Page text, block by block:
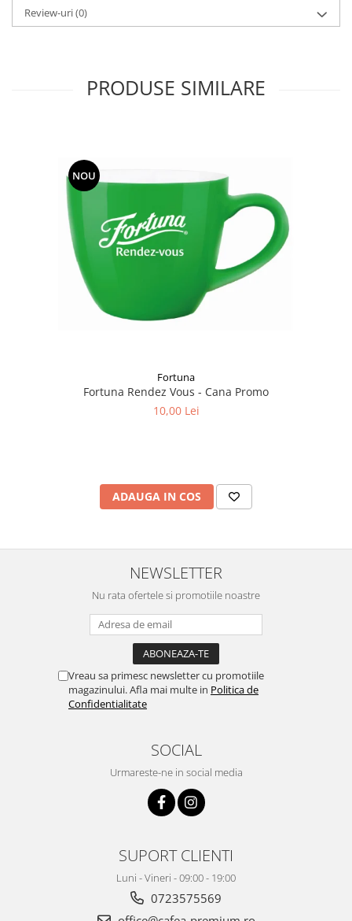
Review-uri(0)
PRODUSE SIMILARE
NOU
Fortuna
Fortuna Rendez Vous - Cana Promo
10,00 Lei
ADAUGA IN COS
NEWSLETTER
Nu rata ofertele si promotiile noastre
Vreau sa primesc newsletter cu promotiile
magazinului. Afla mai multe in Politica de
Confidentialitate
SOCIAL
Urmareste-ne in social media
SUPORT CLIENTI
Luni - Vineri - 09:00 - 19:00
0723575569